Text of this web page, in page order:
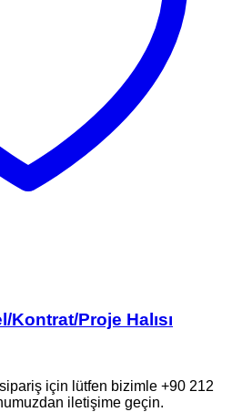
Proje Halısı
için lütfen bizimle +90 212
iletişime geçin.